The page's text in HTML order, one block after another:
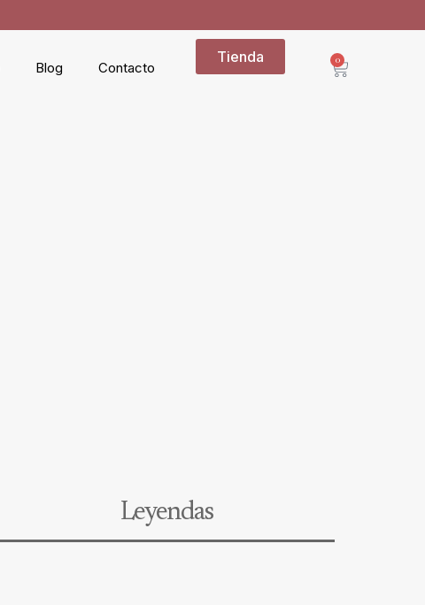
Blog Contacto
Tienda 0
Leyendas